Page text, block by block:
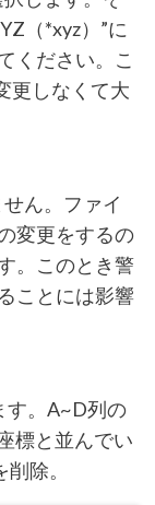
（*xyz）”に
ください。こ
更しなくて大
ん。ファイ
変更をするの
。このとき警
ことには影響
。A~D列の
標と並んでい
除。